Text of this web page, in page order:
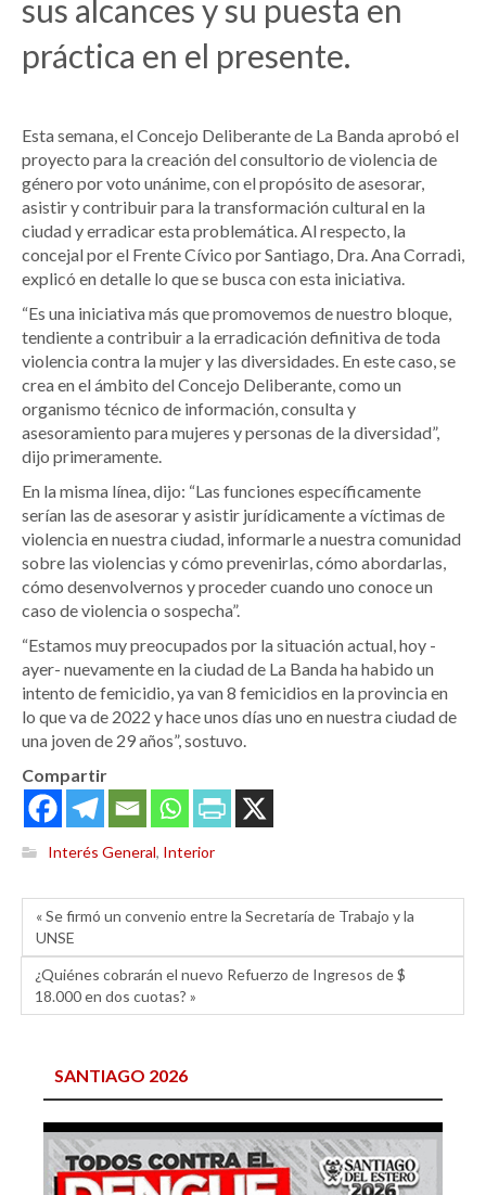
sus alcances y su puesta en
práctica en el presente.
Esta semana, el Concejo Deliberante de La Banda aprobó el
proyecto para la creación del consultorio de violencia de
género por voto unánime, con el propósito de asesorar,
asistir y contribuir para la transformación cultural en la
ciudad y erradicar esta problemática. Al respecto, la
concejal por el Frente Cívico por Santiago, Dra. Ana Corradi,
explicó en detalle lo que se busca con esta iniciativa.
“Es una iniciativa más que promovemos de nuestro bloque,
tendiente a contribuir a la erradicación definitiva de toda
violencia contra la mujer y las diversidades. En este caso, se
crea en el ámbito del Concejo Deliberante, como un
organismo técnico de información, consulta y
asesoramiento para mujeres y personas de la diversidad”,
dijo primeramente.
En la misma línea, dijo: “Las funciones específicamente
serían las de asesorar y asistir jurídicamente a víctimas de
violencia en nuestra ciudad, informarle a nuestra comunidad
sobre las violencias y cómo prevenirlas, cómo abordarlas,
cómo desenvolvernos y proceder cuando uno conoce un
caso de violencia o sospecha”.
“Estamos muy preocupados por la situación actual, hoy -
ayer- nuevamente en la ciudad de La Banda ha habido un
intento de femicidio, ya van 8 femicidios en la provincia en
lo que va de 2022 y hace unos días uno en nuestra ciudad de
una joven de 29 años”, sostuvo.
Compartir
Interés General, Interior
« Se firmó un convenio entre la Secretaría de Trabajo y la
UNSE
¿Quiénes cobrarán el nuevo Refuerzo de Ingresos de $
18.000 en dos cuotas? »
SANTIAGO 2026